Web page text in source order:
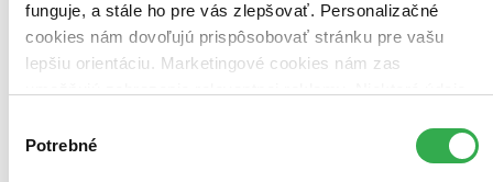
funguje, a stále ho pre vás zlepšovať. Personalizačné
cookies nám dovoľujú prispôsobovať stránku pre vašu
lepšiu orientáciu. Marketingové cookies nám zas
keby sme mohli používať všetky tieto cookies. Ďakujeme!
súhlasu
Potrebné